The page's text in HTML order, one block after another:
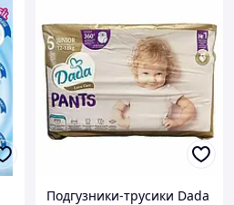
Подгузники-трусики Dada